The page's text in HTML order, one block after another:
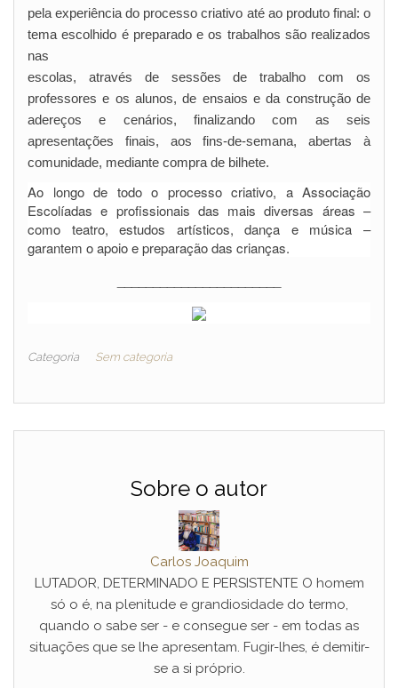
pela experiência do processo criativo até ao produto final: o
tema escolhido é preparado e os trabalhos são realizados
nas
escolas, através de sessões de trabalho com os
professores e os alunos, de ensaios e da construção de
adereços e cenários, finalizando com as seis
apresentações finais, aos fins-de-semana, abertas à
comunidade, mediante compra de bilhete.
Ao longo de todo o processo criativo, a Associação
Escolíadas e profissionais das mais diversas áreas –
como teatro, estudos artísticos, dança e música –
garantem o apoio e preparação das crianças.
Categoria Sem categoria
Sobre o autor
Carlos Joaquim
LUTADOR, DETERMINADO E PERSISTENTE O homem
só o é, na plenitude e grandiosidade do termo,
quando o sabe ser - e consegue ser - em todas as
situações que se lhe apresentam. Fugir-lhes, é demitir-
se a si próprio.